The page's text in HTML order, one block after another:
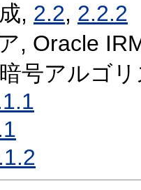
, 2.2, 2.2.2
, Oracle
号アルゴ